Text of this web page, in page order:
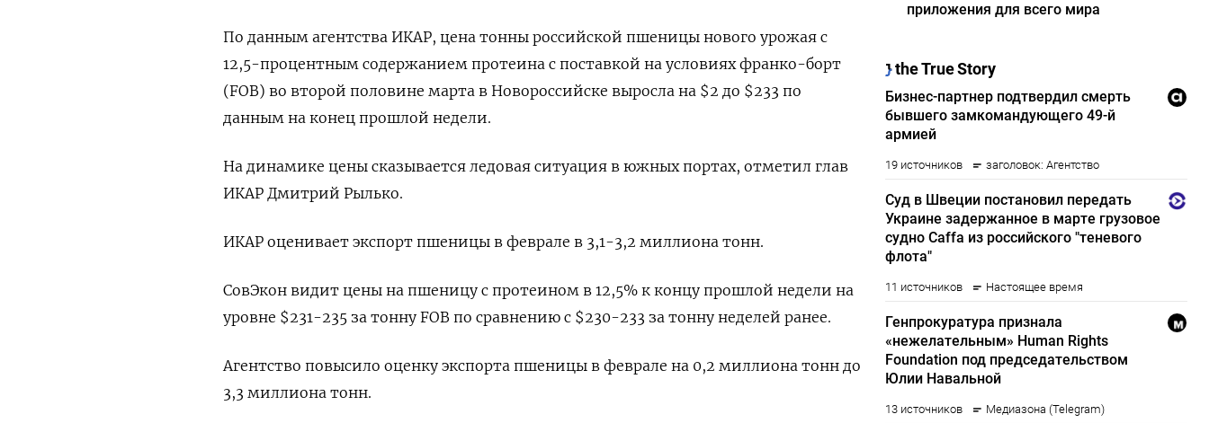
По данным агентства ИКАР, цена тонны российской пшеницы нового урожая ‌с
12,5-процентным содержанием протеина с поставкой на условиях франко-борт
(FOB) во второй половине марта в Новороссийске выросла на $2 до $233 по
данным на конец прошлой недели.
На динамике цены сказывается ледовая ситуация в южных портах, отметил глав
ИКАР Дмитрий ​Рылько.
ИКАР оценивает экспорт пшеницы в феврале ​в 3,1-3,2 ​миллиона тонн.
СовЭкон видит цены ⁠на пшеницу с протеином в 12,5% к концу прошлой недели на
уровне $231-‌235 за тонну FOB по сравнению с $230-233 ‌за тонну неделей ранее.
Агентство повысило оценку экспорта пшеницы в феврале на 0,2 миллиона тонн до
3,3 миллиона ​тонн.
приложения для всего мира